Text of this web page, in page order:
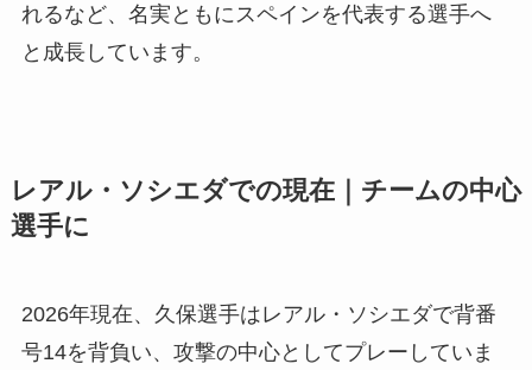
れるなど、名実ともにスペインを代表する選手へ
と成長しています。
レアル・ソシエダでの現在｜チームの中心
選手に
2026年現在、久保選手はレアル・ソシエダで背番
号14を背負い、攻撃の中心としてプレーしていま